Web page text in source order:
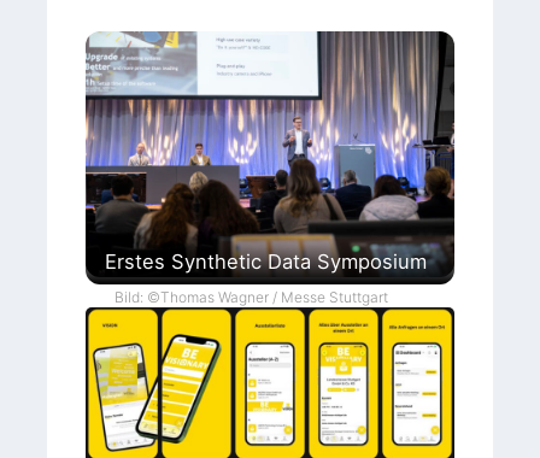
Erstes Synthetic Data Symposium
Bild: ©Thomas Wagner / Messe Stuttgart